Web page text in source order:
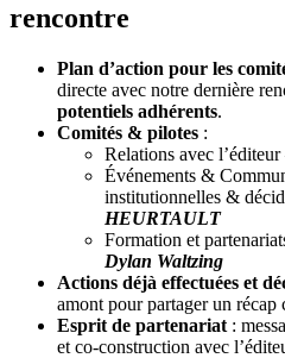
rencontre
Plan d’action pour les
directe avec notre dernière
potentiels adhérents.
Comités & pilotes :
Relations avec
Événements &
institutionnelles &
HEURTAULT
Formation et
Dylan Waltzing
Actions déjà effectuées et
amont pour partager un récap
Esprit de partenariat :
et co‑construction avec